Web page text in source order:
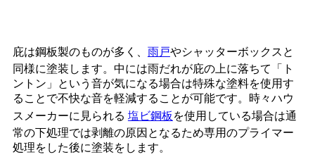
庇は鋼板製のものが多く、 雨戸やシャッターボックスと
同様に塗装します。中には雨だれが庇の上に落ちて「ト
ントン」という音が気になる場合は特殊な塗料を使用す
ることで不快な音を軽減することが可能です。時々ハウ
スメーカーに見られる 塩ビ鋼板 を使用している場合は通
常の下処理では剥離の原因となるため専用のプライマー
処理をした後に塗装をします。